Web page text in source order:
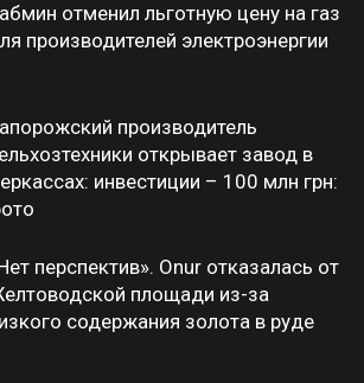
отменил льготную цену на газ
производителей электроэнергии
производитель
открывает завод в
инвестиции – 100 млн грн:
перспектив». Onur отказалась от
площади из-за
содержания золота в руде